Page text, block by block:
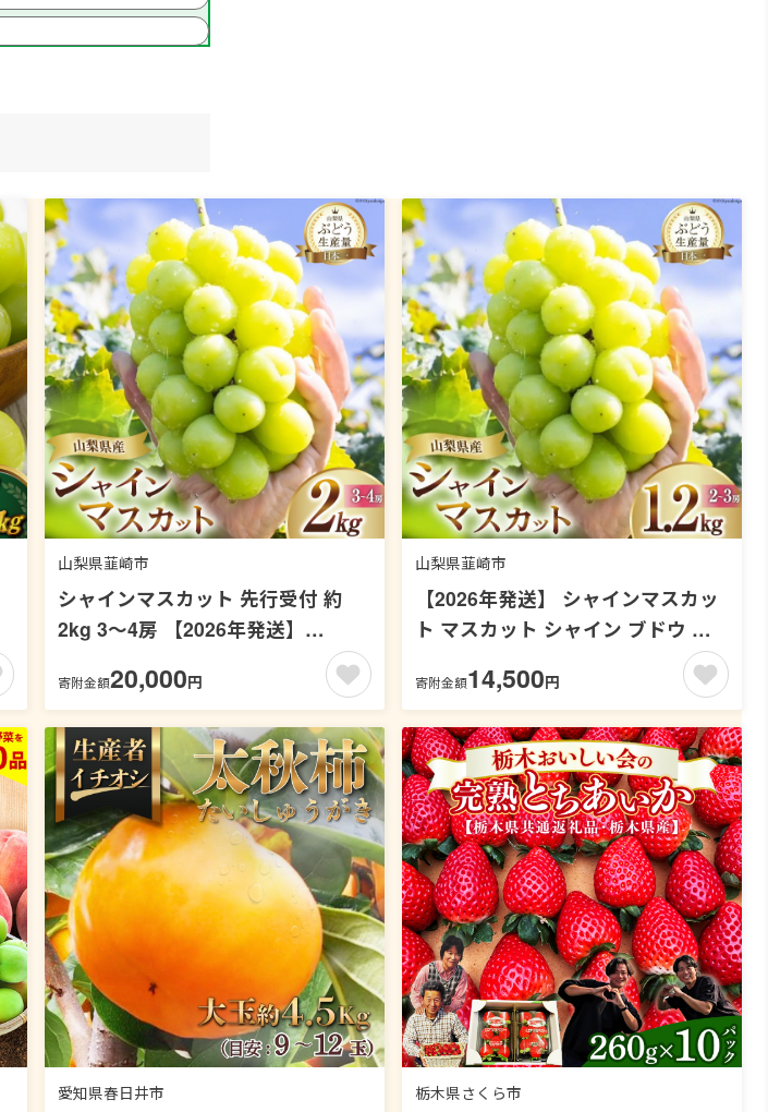
山梨県韮崎市
シャインマスカット 先行受付 約
2kg 3～4房 【2026年発送】
[OUTTA REACH JAPAN 山梨県 韮
崎市 20742972] マスカット シャイ
産地直送 フルーツ 果物 種無し ふ
るさと納税
寄附金額20,000円
山梨県韮崎市
【2026年発送】 シャインマスカッ
ト マスカット シャイン ブドウ ぶ
どう フルーツ 果物 葡萄 種無し
1.2kg (2〜3房) 朝採れ 1.2キロ 高品
定 期間限定発送 [OUTTA REACH
JAPAN 山梨県 韮崎市 20742860]
寄附金額14,500円
愛知県春日井市 栃木県さくら市